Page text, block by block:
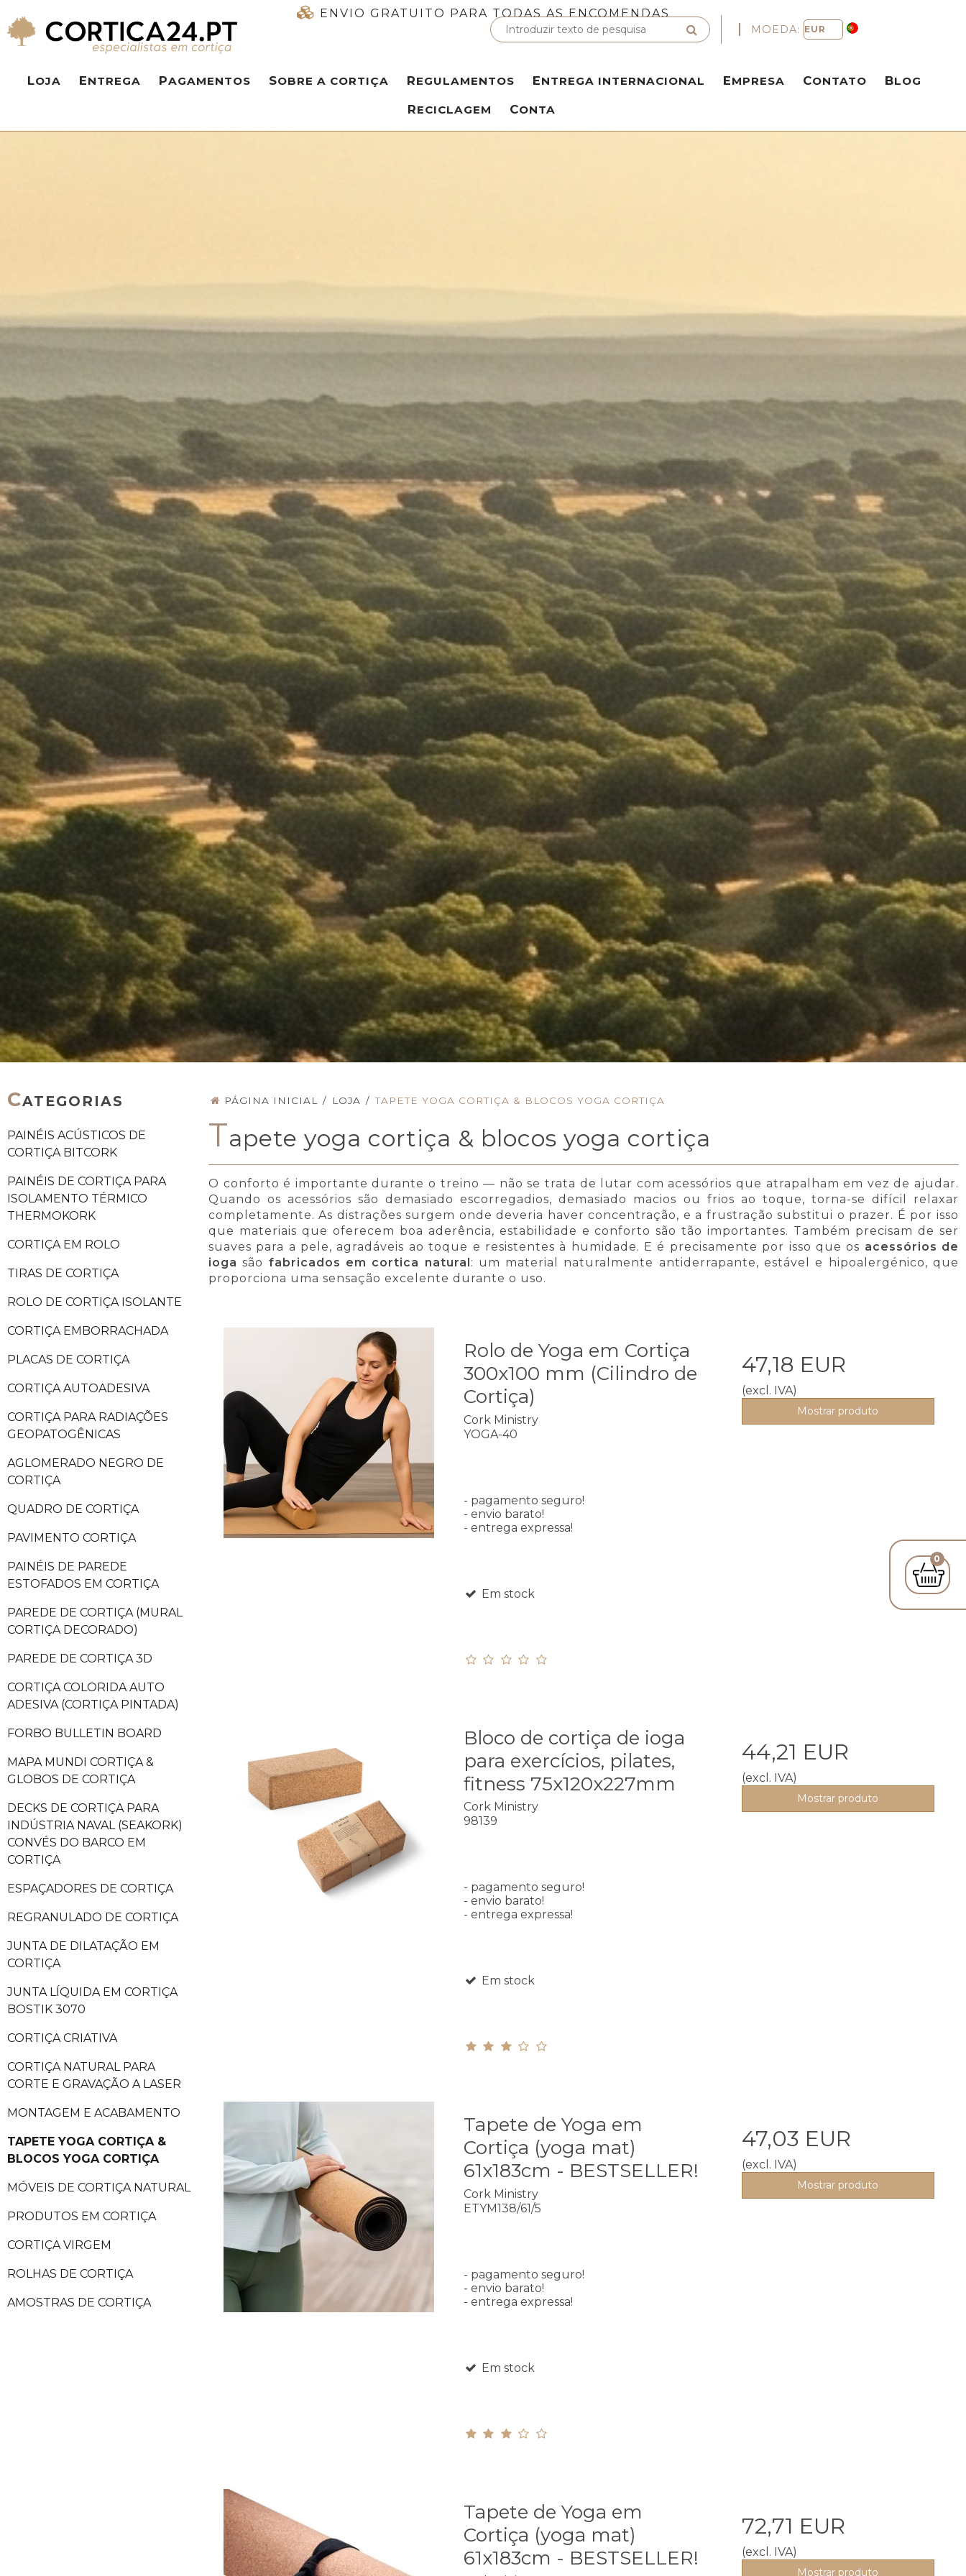
ENVIO GRATUITO PARA TODAS AS ENCOMENDAS
0
MOEDA:
LOJA ENTREGA PAGAMENTOS SOBRE A CORTIÇA REGULAMENTOS ENTREGA INTERNACIONAL EMPRESA CONTATO BLOG
RECICLAGEM CONTA
CATEGORIAS
PAINÉIS ACÚSTICOS DE
CORTIÇA BITCORK
PAINÉIS DE CORTIÇA PARA
ISOLAMENTO TÉRMICO
THERMOKORK
CORTIÇA EM ROLO
TIRAS DE CORTIÇA
ROLO DE CORTIÇA ISOLANTE
CORTIÇA EMBORRACHADA
PLACAS DE CORTIÇA
CORTIÇA AUTOADESIVA
CORTIÇA PARA RADIAÇÕES
GEOPATOGÊNICAS
AGLOMERADO NEGRO DE
CORTIÇA
QUADRO DE CORTIÇA
PAVIMENTO CORTIÇA
PAINÉIS DE PAREDE
ESTOFADOS EM CORTIÇA
PAREDE DE CORTIÇA (MURAL
CORTIÇA DECORADO)
PAREDE DE CORTIÇA 3D
CORTIÇA COLORIDA AUTO
ADESIVA (CORTIÇA PINTADA)
FORBO BULLETIN BOARD
MAPA MUNDI CORTIÇA &
GLOBOS DE CORTIÇA
DECKS DE CORTIÇA PARA
INDÚSTRIA NAVAL (SEAKORK)
CONVÉS DO BARCO EM
CORTIÇA
ESPAÇADORES DE CORTIÇA
REGRANULADO DE CORTIÇA
JUNTA DE DILATAÇÃO EM
CORTIÇA
JUNTA LÍQUIDA EM CORTIÇA
BOSTIK 3070
CORTIÇA CRIATIVA
CORTIÇA NATURAL PARA
CORTE E GRAVAÇÃO A LASER
MONTAGEM E ACABAMENTO
TAPETE YOGA CORTIÇA &
BLOCOS YOGA CORTIÇA
MÓVEIS DE CORTIÇA NATURAL
PRODUTOS EM CORTIÇA
CORTIÇA VIRGEM
ROLHAS DE CORTIÇA
AMOSTRAS DE CORTIÇA
PÁGINA INICIAL / LOJA / TAPETE YOGA CORTIÇA & BLOCOS YOGA CORTIÇA
Tapete yoga cortiça & blocos yoga cortiça
O conforto é importante durante o treino — não se trata de lutar com acessórios que atrapalham em vez de ajudar.
Quando os acessórios são demasiado escorregadios, demasiado macios ou frios ao toque, torna-se difícil relaxar
completamente. As distrações surgem onde deveria haver concentração, e a frustração substitui o prazer. É por isso
que materiais que oferecem boa aderência, estabilidade e conforto são tão importantes. Também precisam de ser
suaves para a pele, agradáveis ao toque e resistentes à humidade. E é precisamente por isso que os acessórios de
ioga são fabricados em cortica natural : um material naturalmente antiderrapante, estável e hipoalergénico, que
proporciona uma sensação excelente durante o uso.
Rolo de Yoga em Cortiça
300x100 mm (Cilindro de
Cortiça)
Cork Ministry
YOGA-40
- pagamento seguro!
- envio barato!
- entrega expressa!
Em stock
47,18 EUR
(excl. IVA)
Mostrar produto
Bloco de cortiça de ioga
para exercícios, pilates,
fitness 75x120x227mm
Cork Ministry
98139
- pagamento seguro!
- envio barato!
- entrega expressa!
Em stock
44,21 EUR
(excl. IVA)
Mostrar produto
Tapete de Yoga em
Cortiça (yoga mat)
61x183cm - BESTSELLER!
Cork Ministry
ETYM138/61/5
- pagamento seguro!
- envio barato!
- entrega expressa!
Em stock
47,03 EUR
(excl. IVA)
Mostrar produto
Tapete de Yoga em
Cortiça (yoga mat)
61x183cm - BESTSELLER!
72,71 EUR
(excl. IVA)
Mostrar produto